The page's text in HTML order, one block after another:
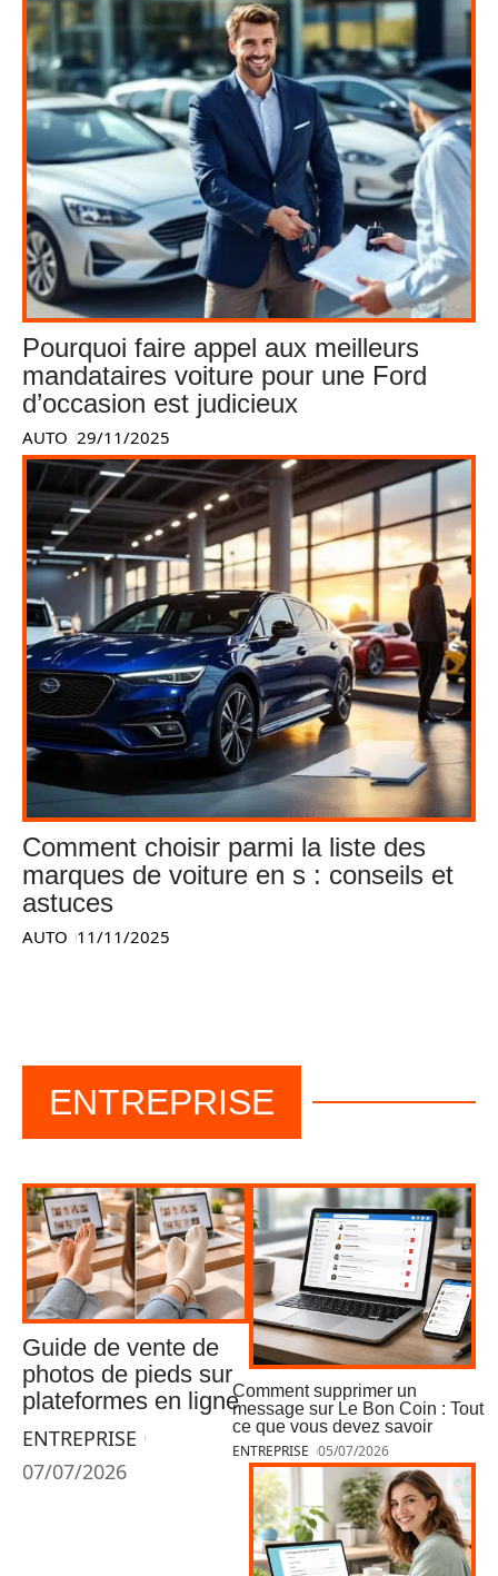
Pourquoi faire appel aux meilleurs
mandataires voiture pour une Ford
d’occasion est judicieux
AUTO 29/11/2025
Comment choisir parmi la liste des
marques de voiture en s : conseils et
astuces
AUTO 11/11/2025
ENTREPRISE
Guide de vente de
photos de pieds sur
plateformes en ligne
ENTREPRISE
07/07/2026
Comment supprimer un
message sur Le Bon Coin : Tout
ce que vous devez savoir
ENTREPRISE 05/07/2026